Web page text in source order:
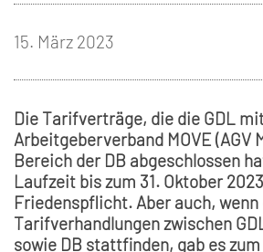
15. März 2023
Die Tarifverträge, die die GDL
Arbeitgeberverband MOVE (AGV
Bereich der DB abgeschlossen
Laufzeit bis zum 31. Oktober
Friedenspflicht. Aber auch,
Tarifverhandlungen zwischen
sowie DB stattfinden, gab es zum